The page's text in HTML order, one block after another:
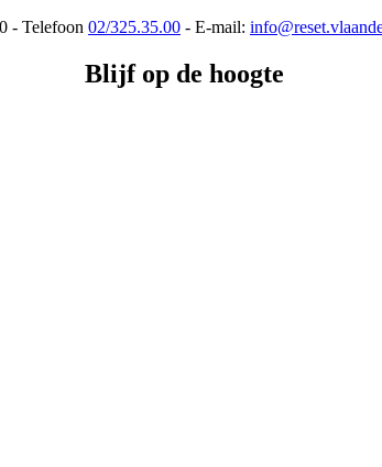
- Telefoon 02/325.35.00 - E-mail:
Blijf op de hoogte